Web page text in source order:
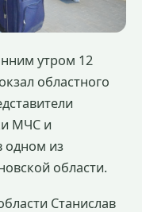
утром 12
областного
МЧС и
одном из
области.
Станислав